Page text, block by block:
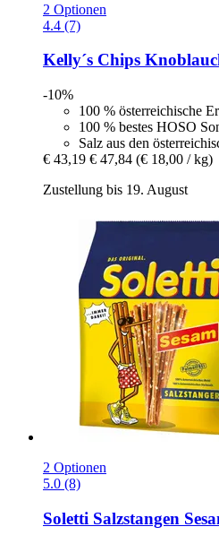
2 Optionen
4.4 (7)
Kelly´s Chips
-10%
100 % österreichische
100 % bestes HOSO
Salz aus den
€ 43,19 € 47,84 (€ 18,00 / kg)
Zustellung bis 19. August
2 Optionen
5.0 (8)
Soletti Salzstangen